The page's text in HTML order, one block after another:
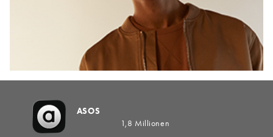
ASOS
1,8 Millionen